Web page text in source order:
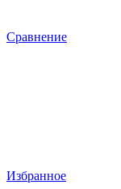
Сравнение
Избранное